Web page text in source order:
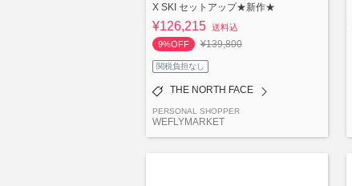
X SKI セットアップ★新作★
¥126,215 送料込
9%OFF
¥139,800
関税負担なし
THE NORTH FACE
PERSONAL SHOPPER
WEFLYMARKET